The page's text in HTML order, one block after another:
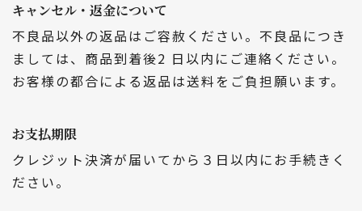
キャンセル・返金について
不良品以外の返品はご容赦ください。不良品につき
ましては、商品到着後2 日以内にご連絡ください。
お客様の都合による返品は送料をご負担願います。
お支払期限
クレジット決済が届いてから３日以内にお手続きく
ださい。